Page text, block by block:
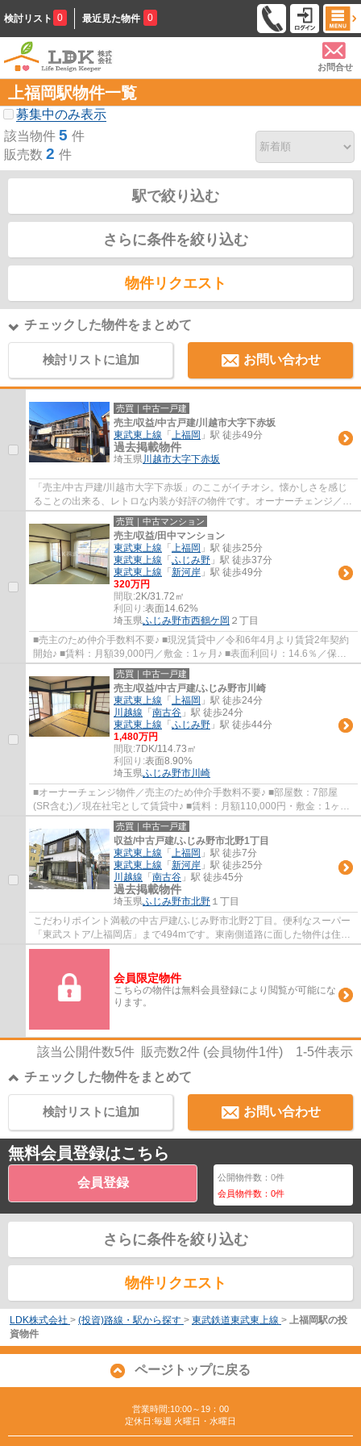
検討リスト 0 最近見た物件 0
お問合せ
上福岡駅物件一覧
募集中のみ表示
該当物件 5 件
販売数 2 件
駅で絞り込む
さらに条件を絞り込む
物件リクエスト
チェックした物件をまとめて
検討リストに追加 お問い合わせ
売買｜中古一戸建
売主/収益/中古戸建/川越市大字下赤坂
東武東上線 「 上福岡 」駅 徒歩49分
過去掲載物件
埼玉県川越市大字下赤坂
「売主/中古戸建/川越市大字下赤坂」のここがイチオシ。懐かしさを感じ
ることの出来る、レトロな内装が好評の物件です。オーナーチェンジ／中
古戸建て物件となります。南側に道路があ...
売買｜中古マンション
売主/収益/田中マンション
東武東上線 「 上福岡 」駅 徒歩25分
東武東上線 「 ふじみ野 」駅 徒歩37分
東武東上線 「 新河岸 」駅 徒歩49分
320万円
間取:2K/31.72㎡
利回り:表面14.62%
埼玉県ふじみ野市西鶴ケ岡 ２丁目
■売主のため仲介手数料不要♪ ■現況賃貸中／令和6年4月より賃貸2年契約
開始♪ ■賃料：月額39,000円／敷金：1ヶ月♪ ■表面利回り：14.6％／保証
会社：有♪ ■商業施設充実（ビバホーム・カス...
売買｜中古一戸建
売主/収益/中古戸建/ふじみ野市川崎
東武東上線 「 上福岡 」駅 徒歩24分
川越線 「 南古谷 」駅 徒歩24分
東武東上線 「 ふじみ野 」駅 徒歩44分
1,480万円
間取:7DK/114.73㎡
利回り:表面8.90%
埼玉県ふじみ野市川崎
■オーナーチェンジ物件／売主のため仲介手数料不要♪ ■部屋数：7部屋
(SR含む)／現在社宅として賃貸中♪ ■賃料：月額110,000円・敷金：1ヶ月
／想定利回り：8.9％♪ ■室内リフォーム履歴あ...
売買｜中古一戸建
収益/中古戸建/ふじみ野市北野1丁目
東武東上線 「 上福岡 」駅 徒歩7分
東武東上線 「 新河岸 」駅 徒歩25分
川越線 「 南古谷 」駅 徒歩45分
過去掲載物件
埼玉県ふじみ野市北野 １丁目
こだわりポイント満載の中古戸建/ふじみ野市北野2丁目。便利なスーパー
「東武ストア/上福岡店」まで494mです。東南側道路に面した物件は住ん
でみてわかる快適さが魅力的です。快適な室...
会員限定物件
こちらの物件は無料会員登録により閲覧が可能にな
ります。
該当公開件数5件 販売数2件 (会員物件1件) 1-5件表示
チェックした物件をまとめて
お問い合わせ
検討リストに追加
無料会員登録はこちら
会員登録 公開物件数：0件
会員物件数：0件
さらに条件を絞り込む
物件リクエスト
LDK株式会社 > (投資)路線・駅から探す > 東武鉄道東武東上線 > 上福岡駅の投
資物件
ページトップに戻る
営業時間:10:00～19：00
定休日:毎週 火曜日・水曜日